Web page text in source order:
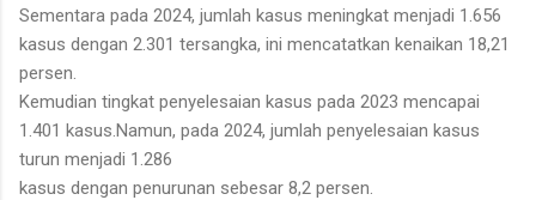
Sementara pada 2024, jumlah kasus meningkat menjadi 1.656
kasus dengan 2.301 tersangka, ini mencatatkan kenaikan 18,21
persen.
Kemudian tingkat penyelesaian kasus pada 2023 mencapai
1.401 kasus.Namun, pada 2024, jumlah penyelesaian kasus
turun menjadi 1.286
kasus dengan penurunan sebesar 8,2 persen.